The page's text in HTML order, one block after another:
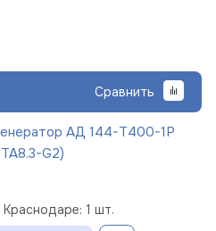
Сравнить
АД 144-Т400-1Р
G2)
1 шт.